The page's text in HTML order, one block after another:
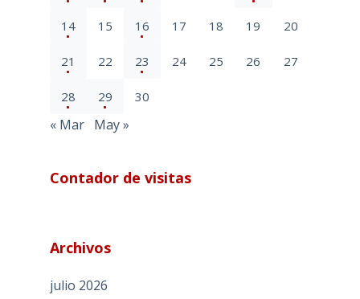
14 15 16 17 18 19 20
21 22 23 24 25 26 27
28 29 30
« Mar May »
Contador de visitas
Archivos
julio 2026